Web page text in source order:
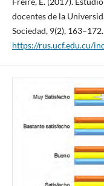
docentes de la
Sociedad, 9(2), 163–172.
https://rus.ucf.edu.cu/